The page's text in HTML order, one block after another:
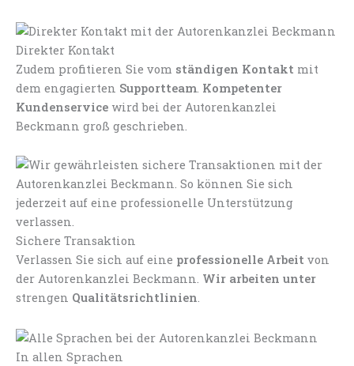
Direkter Kontakt
Zudem profitieren Sie vom ständigen Kontakt mit
dem engagierten Supportteam. Kompetenter
Kundenservice wird bei der Autorenkanzlei
Beckmann groß geschrieben.
Sichere Transaktion
Verlassen Sie sich auf eine professionelle Arbeit von
der Autorenkanzlei Beckmann. Wir arbeiten unter
strengen Qualitätsrichtlinien.
In allen Sprachen